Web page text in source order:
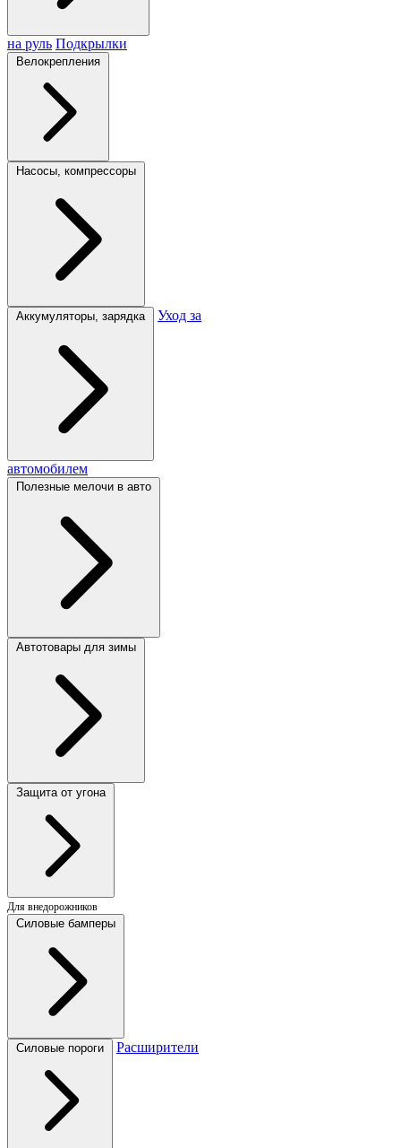
на руль Подкрылки
Велокрепления
Насосы, компрессоры
Аккумуляторы, зарядка Уход за
автомобилем
Полезные мелочи в авто
Автотовары для зимы
Защита от угона
Для внедорожников
Силовые бамперы
Силовые пороги Расширители